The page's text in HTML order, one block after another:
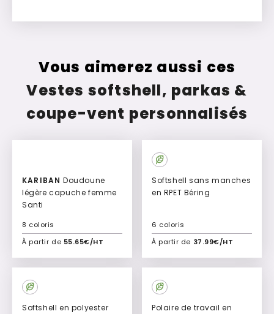
Vous aimerez aussi ces
Vestes softshell, parkas &
coupe-vent personnalisés
KARIBAN
légère capuche femme
Santi
À partir de 55.65€/HT
8 coloris
Ajouter à mon devis
Softshell sans manches
en RPET Béring
À partir de 37.99€/HT
6 coloris
Ajouter à mon devis
Softshell en polyester
Polaire de travail en